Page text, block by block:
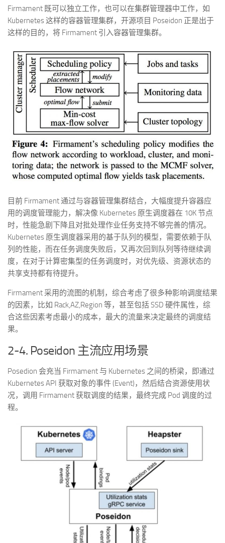
Firmament 既可以独立工作，也可以在集群管理器中工作，如
Kubernetes 这样的容器管理集群，开源项目 Poseidon 正是出于
这样的目的，将 Firmament 引入容器管理集群。
目前 Firmament 通过与容器管理集群结合，大幅度提升容器应
用的调度管理能力，解决像 Kubernetes 原生调度器在 10K 节点
时，性能急剧下降且对批处理作业任务支持不够完善的情况。
Kubernetes 原生调度器采用的基于队列的模型，需要依赖于队
列的性能，而在任务调度失败后，又再次回到队列等待继续调
度，在对于计算密集型的任务调度时，对优先级、资源状态的
共享支持都有待提升。
Firmament 采用的流图的机制，综合考虑了很多种影响调度结果
的因素，比如 Rack,AZ,Region 等，甚至包括 SSD 硬件属性，综
合这些因素考虑最小的成本，最大的流量来决定最终的调度结
果。
2-4. Poseidon 主流应用场景
Posedion 会充当 Firmament 与 Kubernetes 之间的桥梁，即通过
Kubernetes API 获取对象的事件 (Event)，然后结合资源使用状
况，调用 Firmament 获取调度的结果，最终完成 Pod 调度的过
程。